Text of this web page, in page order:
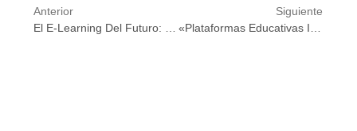
Anterior
Siguiente